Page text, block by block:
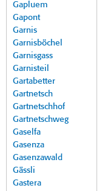
Gapluem
Gapont
Garnis
Garnisböchel
Garnisgass
Garnisteil
Gartabetter
Gartnetsch
Gartnetschhof
Gartnetschweg
Gaselfa
Gasenza
Gasenzawald
Gässli
Gastera